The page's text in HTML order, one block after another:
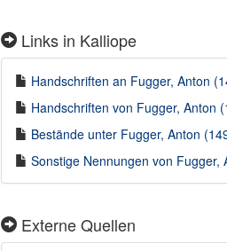
Links in Kalliope
Handschriften an Fugger, Anton
Handschriften von Fugger, Anton
Bestände unter Fugger, Anton
Sonstige Nennungen von
Externe Quellen